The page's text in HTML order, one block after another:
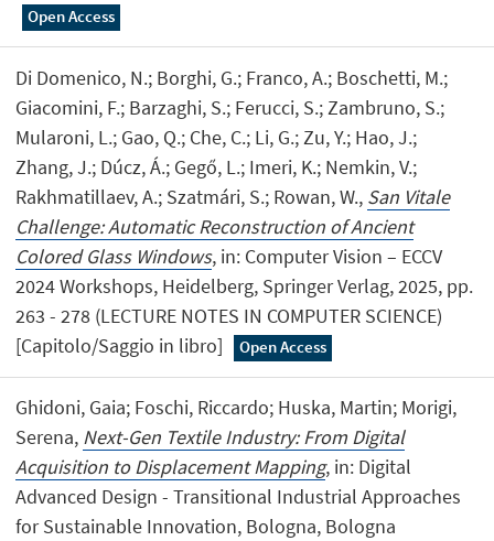
Open Access
Di Domenico, N.; Borghi, G.; Franco, A.; Boschetti, M.;
Giacomini, F.; Barzaghi, S.; Ferucci, S.; Zambruno, S.;
Mularoni, L.; Gao, Q.; Che, C.; Li, G.; Zu, Y.; Hao, J.;
Zhang, J.; Dúcz, Á.; Gegő, L.; Imeri, K.; Nemkin, V.;
Rakhmatillaev, A.; Szatmári, S.; Rowan, W., San Vitale
Challenge: Automatic Reconstruction of Ancient
Colored Glass Windows, in: Computer Vision – ECCV
2024 Workshops, Heidelberg, Springer Verlag, 2025, pp.
263 - 278 (LECTURE NOTES IN COMPUTER SCIENCE)
[Capitolo/Saggio in libro]
Open Access
Ghidoni, Gaia; Foschi, Riccardo; Huska, Martin; Morigi,
Serena, Next-Gen Textile Industry: From Digital
Acquisition to Displacement Mapping, in: Digital
Advanced Design - Transitional Industrial Approaches
for Sustainable Innovation, Bologna, Bologna